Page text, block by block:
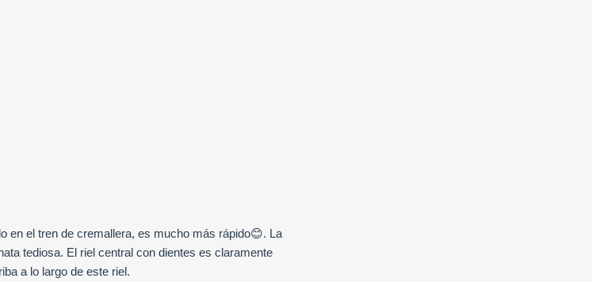
en el tren de cremallera, es mucho más rápido😊. La
tediosa. El riel central con dientes es claramente
a lo largo de este riel.